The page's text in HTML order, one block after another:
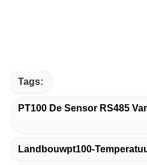
Tags:
PT100 De Sensor RS485
Landbouwpt100-